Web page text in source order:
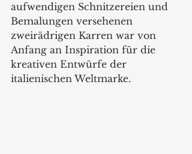
aufwendigen Schnitzereien und
Bemalungen versehenen
zweirädrigen Karren war von
Anfang an Inspiration für die
kreativen Entwürfe der
italienischen Weltmarke.